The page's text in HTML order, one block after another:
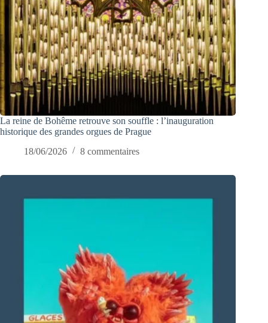
La reine de Bohême retrouve son souffle : l’inauguration
historique des grandes orgues de Prague
18/06/2026
8 commentaires